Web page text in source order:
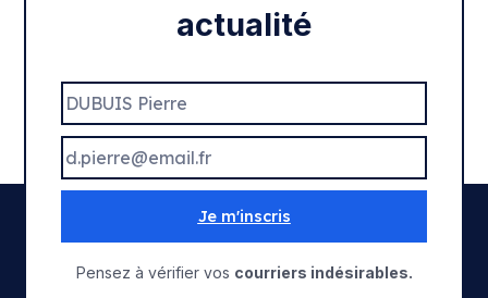
actualité
Je m'inscris
Pensez à vérifier vos courriers indésirables.